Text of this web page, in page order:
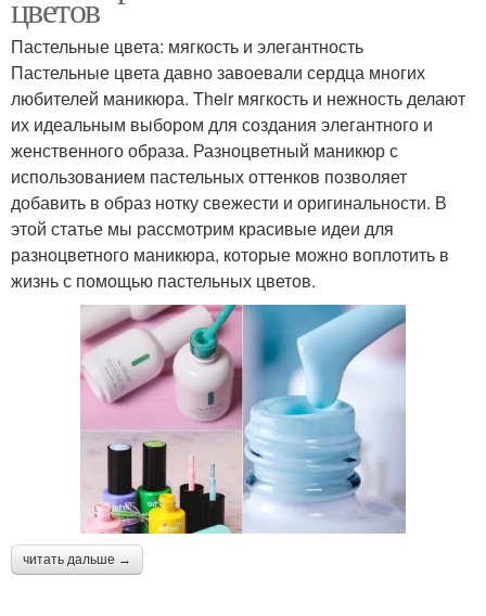
Пастельные цвета: мягкость и элегантность
Пастельные цвета давно завоевали сердца многих
любителей маникюра. Their мягкость и нежность делают
их идеальным выбором для создания элегантного и
женственного образа. Разноцветный маникюр с
использованием пастельных оттенков позволяет
добавить в образ нотку свежести и оригинальности. В
этой статье мы рассмотрим красивые идеи для
разноцветного маникюра, которые можно воплотить в
жизнь с помощью пастельных цветов.
читать дальше →